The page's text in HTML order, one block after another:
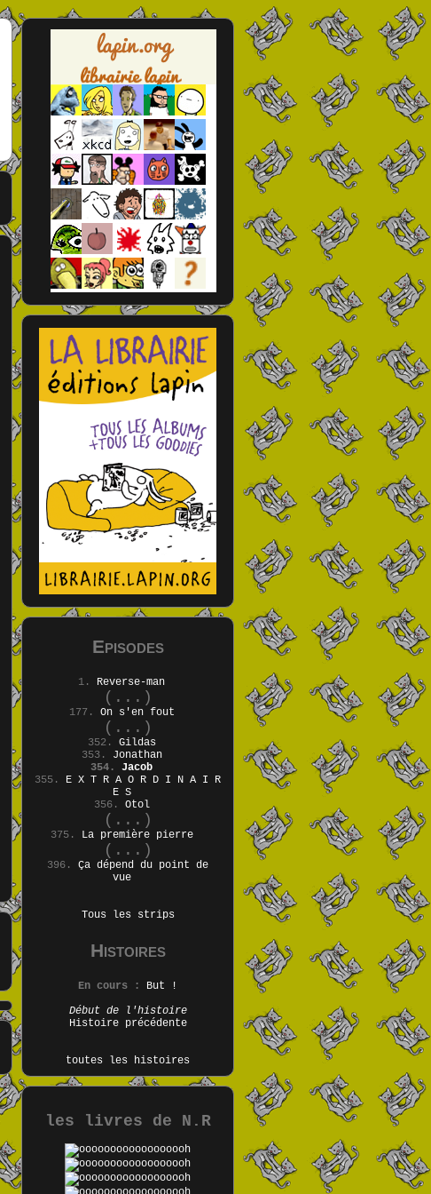
Episodes
1. Reverse-man
(...)
177. On s'en fout
(...)
352. Gildas
353.
Jonathan
354. Jacob
355. E X T R A O R D I N A I R
E S
356. Otol
(...)
375. La première pierre
(...)
396. Ça dépend du point de
vue
Tous les strips
Histoires
En cours :
But !
Début de l'histoire
Histoire précédente
toutes les histoires
les livres de N.R